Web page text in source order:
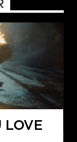
LOVE